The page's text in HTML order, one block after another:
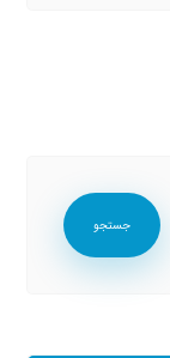
جستجو